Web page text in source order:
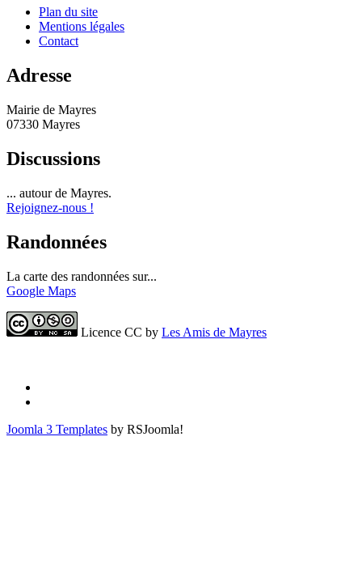
Plan du site
Mentions légales
Contact
Adresse
Mairie de Mayres
07330 Mayres
Discussions
... autour de Mayres.
Rejoignez-nous !
Randonnées
La carte des randonnées sur...
Google Maps
Licence CC by Les Amis de Mayres
Joomla 3 Templates by RSJoomla!